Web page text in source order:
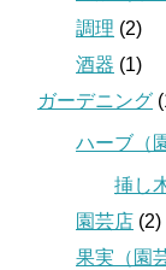
調理 (2)
酒器 (1)
ガーデニング
ハーブ（
挿し
園芸店 (2)
果実（園